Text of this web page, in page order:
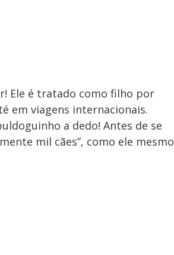
Ele é tratado como filho por
em viagens internacionais.
a dedo! Antes de se
mil cães”, como ele mesmo